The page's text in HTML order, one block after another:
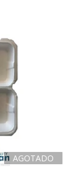
AGOTADO